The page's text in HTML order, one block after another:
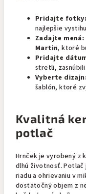
Pridajte fotky:
najlepšie
Zadajte mená:
Martin, ktoré
Pridajte
stretli, zasnúbili
Vyberte dizajn:
šablón, ktoré
Kvalitná
potlač
Hrnček je vyrobený z
dlhú životnosť. Potlač
riadu a ohrievaniu v
dostatočný objem z